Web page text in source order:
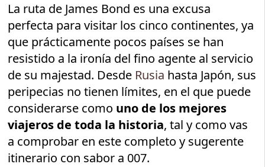
La ruta de James Bond es una excusa
perfecta para visitar los cinco continentes, ya
que prácticamente pocos países se han
resistido a la ironía del fino agente al servicio
de su majestad. Desde Rusia hasta Japón, sus
peripecias no tienen límites, en el que puede
considerarse como uno de los mejores
viajeros de toda la historia, tal y como vas
a comprobar en este completo y sugerente
itinerario con sabor a 007.